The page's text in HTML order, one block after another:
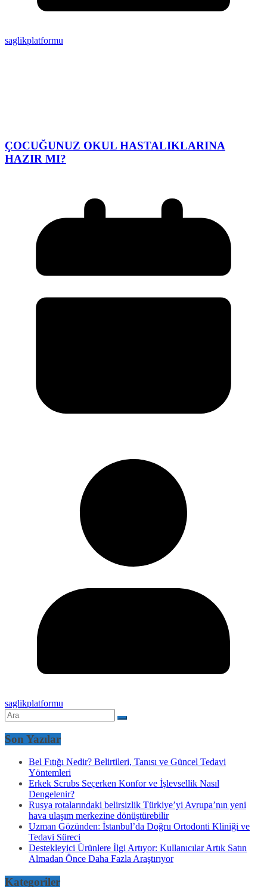
saglikplatformu
ÇOCUĞUNUZ OKUL HASTALIKLARINA
HAZIR MI?
saglikplatformu
Son Yazılar
Bel Fıtığı Nedir? Belirtileri, Tanısı ve Güncel Tedavi
Yöntemleri
Erkek Scrubs Seçerken Konfor ve İşlevsellik Nasıl
Dengelenir?
Rusya rotalarındaki belirsizlik Türkiye’yi Avrupa’nın yeni
hava ulaşım merkezine dönüştürebilir
Uzman Gözünden: İstanbul’da Doğru Ortodonti Kliniği ve
Tedavi Süreci
Destekleyici Ürünlere İlgi Artıyor: Kullanıcılar Artık Satın
Almadan Önce Daha Fazla Araştırıyor
Kategoriler